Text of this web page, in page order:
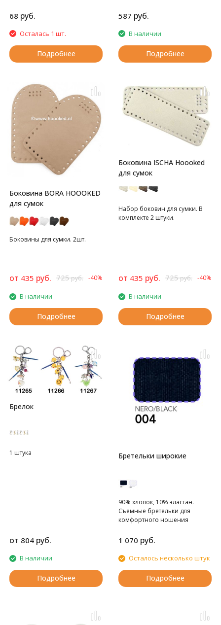
68 руб.
Осталась 1 шт.
Подробнее
587 руб.
В наличии
Подробнее
Боковина BORA HOOOKED
для сумок
Боковины для сумки. 2шт.
от 435 руб. 725руб. -40%
В наличии
Подробнее
Боковина ISCHA Hoooked
для сумок
Набор боковин для сумки. В
комплекте 2 штуки.
от 435 руб. 725руб. -40%
В наличии
Подробнее
Брелок
1 штука
от 804 руб.
В наличии
Подробнее
Бретельки широкие
90% хлопок, 10% эластан.
Съемные бретельки для
комфортного ношения
1 070 руб.
Осталось несколько штук
Подробнее